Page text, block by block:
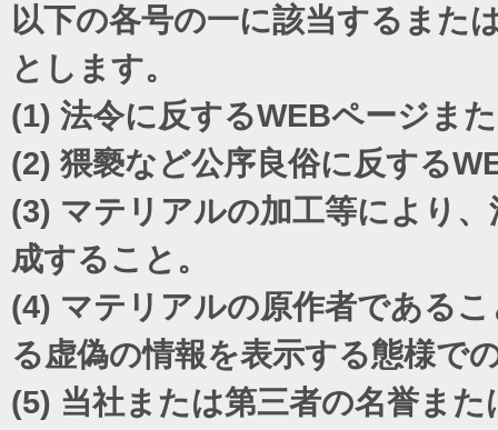
以下の各号の一に該当するまた
とします。
(1) 法令に反するWEBページま
(2) 猥褻など公序良俗に反する
(3) マテリアルの加工等により
成すること。
(4) マテリアルの原作者である
る虚偽の情報を表示する態様で
(5) 当社または第三者の名誉ま